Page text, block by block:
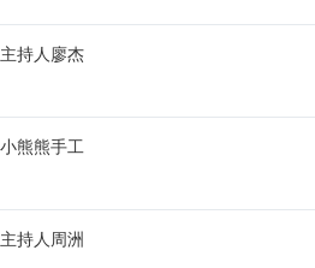
主持人廖杰
小熊熊手工
主持人周洲